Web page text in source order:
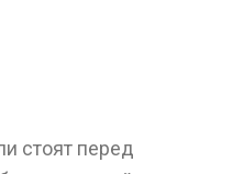
стоят перед